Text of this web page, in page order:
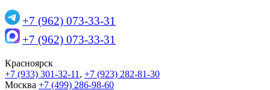
+7 (962) 073-33-31
+7 (962) 073-33-31
Красноярск
+7 (933) 301-32-11 , +7 (923) 282-81-30
Москва +7 (499) 286-98-60